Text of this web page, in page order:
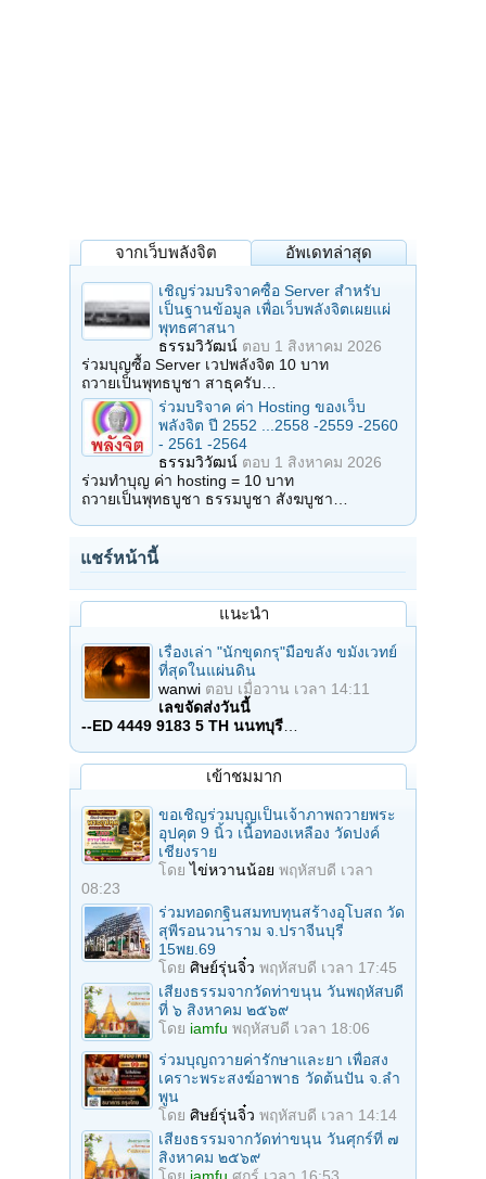
จากเว็บพลังจิต อัพเดทล่าสุด
เชิญร่วมบริจาคซื้อ Server สำหรับ
เป็นฐานข้อมูล เพื่อเว็บพลังจิตเผยแผ่
พุทธศาสนา
ธรรมวิวัฒน์ ตอบ 1 สิงหาคม 2026
ร่วมบุญซื้อ Server เวปพลังจิต 10 บาท
ถวายเป็นพุทธบูชา สาธุครับ…
ร่วมบริจาค ค่า Hosting ของเว็บ
พลังจิต ปี 2552 ...2558 -2559 -2560
- 2561 -2564
ธรรมวิวัฒน์ ตอบ 1 สิงหาคม 2026
ร่วมทำบุญ ค่า hosting = 10 บาท
ถวายเป็นพุทธบูชา ธรรมบูชา สังฆบูชา…
แชร์หน้านี้
แนะนำ
เรื่องเล่า "นักขุดกรุ"มือขลัง ขมังเวทย์
ที่สุดในแผ่นดิน
wanwi ตอบ เมื่อวาน เวลา 14:11
เลขจัดส่งวันนี้
--ED 4449 9183 5 TH นนทบุรี
เข้าชมมาก
ขอเชิญร่วมบุญเป็นเจ้าภาพถวายพระ
อุปคุต 9 นิ้ว เนื้อทองเหลือง วัดปงค์
เชียงราย
โดยไข่หวานน้อย พฤหัสบดี เวลา
08:23
ร่วมทอดกฐินสมทบทุนสร้างอุโบสถ วัด
สุพีรอนวนาราม จ.ปราจีนบุรี
15พย.69
โดย ศิษย์รุ่นจิ๋ว พฤหัสบดี เวลา 17:45
เสียงธรรมจากวัดท่าขนุน วันพฤหัสบดี
ที่ ๖ สิงหาคม ๒๕๖๙
โดย iamfu พฤหัสบดี เวลา 18:06
ร่วมบุญถวายค่ารักษาและยา เพื่อสง
เคราะพระสงฆ์อาพาธ วัดต้นปัน จ.ลํา
พูน
โดย ศิษย์รุ่นจิ๋ว พฤหัสบดี เวลา 14:14
เสียงธรรมจากวัดท่าขนุน วันศุกร์ที่ ๗
สิงหาคม ๒๕๖๙